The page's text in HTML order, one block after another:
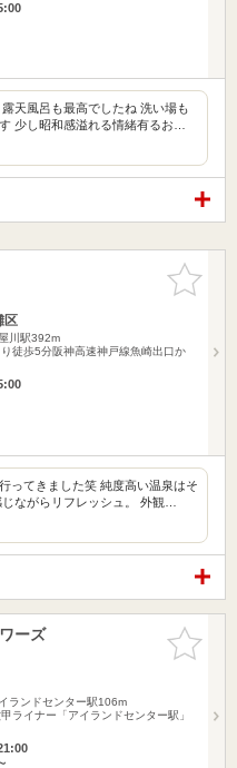
天風呂も最高でしたね 洗い場も
少し昭和感溢れる情緒有るお…
お気に入
りに追加
区
川駅392m
徒歩5分阪神高速神戸線魚崎出口か
ってきました笑 純度高い温泉はそ
ながらリフレッシュ。 外観…
お気に入
りに追加
ーズ
ランドセンター駅106m
ライナー「アイランドセンター駅」